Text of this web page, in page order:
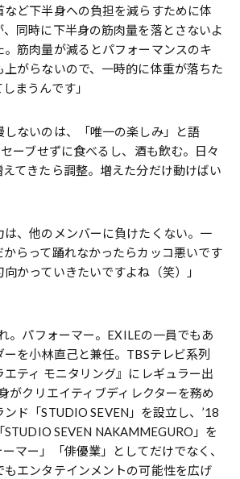
など下半身への負担を減らすために体
同時に下半身の筋肉量を落とさないよ
。筋肉量が減るとパフォーマンスのキ
上がらないので、一時的に体重が落ちた
まうんです」
しないのは、「唯一の楽しみ」と語
ーブせずに食べるし、酒も飲む。日々
てきたら調整。増えた分だけ動けばい
は、他のメンバーに負けたくない。一
らって踊れなかったらカッコ悪いです
かっていきたいですよね（笑）」
。パフォーマー。EXILEの一員でもあ
を小林直己と兼任。TBSテレビ系列
エティ モニタリング』にレギュラー出
がクリエイティブディレクターを務め
ド「STUDIO SEVEN」を設立し、’18
SEVEN NAKAMMEGURO」を
マー」「俳優業」としてだけでなく、
もエンタテインメントの可能性を広げ